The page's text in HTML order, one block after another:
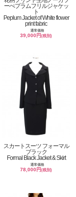
ーぺプラムフリルジャケッ
ト
Peplum Jacket of White flower
print fabric
通常価格
39,000円(税別)
スカートスーツ フォーマル
ブラック
Formal Black Jacket & Skirt
通常価格
78,000円(税別)